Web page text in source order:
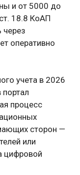
и от 5000 до
18.8 КоАП
через
оперативно
учета в 2026
портал
процесс
сторон —
или
цифровой